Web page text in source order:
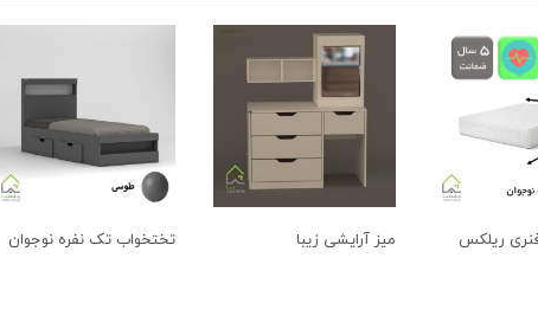
ریلکس
میز آرایشی زیبا تختخواب تک نفره نوجوان